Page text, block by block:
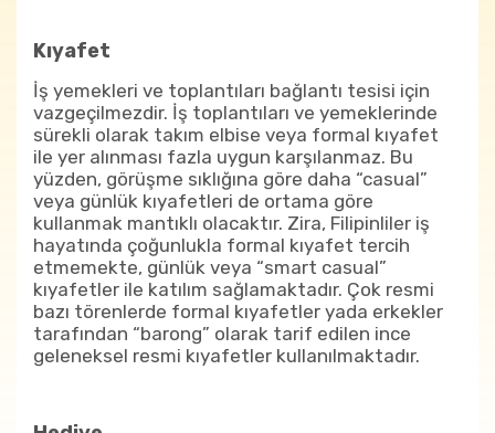
Kıyafet
İş yemekleri ve toplantıları bağlantı tesisi için
vazgeçilmezdir. İş toplantıları ve yemeklerinde
sürekli olarak takım elbise veya formal kıyafet
ile yer alınması fazla uygun karşılanmaz. Bu
yüzden, görüşme sıklığına göre daha “casual”
veya günlük kıyafetleri de ortama göre
kullanmak mantıklı olacaktır. Zira, Filipinliler iş
hayatında çoğunlukla formal kıyafet tercih
etmemekte, günlük veya “smart casual”
kıyafetler ile katılım sağlamaktadır. Çok resmi
bazı törenlerde formal kıyafetler yada erkekler
tarafından “barong” olarak tarif edilen ince
geleneksel resmi kıyafetler kullanılmaktadır.